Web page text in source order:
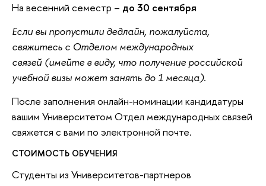
На весенний семестр – до 30 сентября
Если вы пропустили дедлайн, пожалуйста,
свяжитесь с Отделом международных
связей (имейте в виду, что получение российской
учебной визы может занять до 1 месяца).
После заполнения онлайн-номинации кандидатуры
вашим Университетом Отдел международных связей
свяжется с вами по электронной почте.
СТОИМОСТЬ ОБУЧЕНИЯ
Студенты из Университетов-партнеров